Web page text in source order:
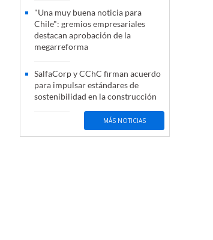
"Una muy buena noticia para
Chile": gremios empresariales
destacan aprobación de la
megarreforma
SalfaCorp y CChC firman acuerdo
para impulsar estándares de
sostenibilidad en la construcción
MÁS NOTICIAS